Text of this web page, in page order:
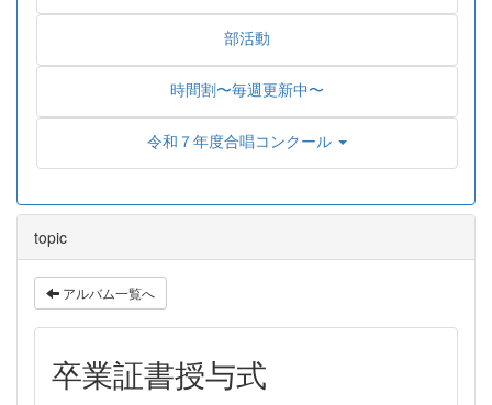
部活動
時間割〜毎週更新中〜
令和７年度合唱コンクール
topic
アルバム一覧へ
卒業証書授与式